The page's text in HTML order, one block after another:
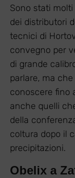
Sono stati
dei distributori
tecnici di
convegno per
di grande
parlare, ma
conoscere fino
anche quelli
della
coltura dopo il
precipitazioni.
Obelix a